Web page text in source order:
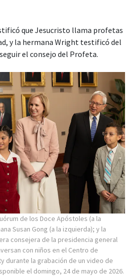
que Jesucristo llama profetas
y la hermana Wright testificó del
el consejo del Profeta.
de los Doce Apóstoles (a la
Susan Gong (a la izquierda); y la
consejera de la presidencia general
con niños en el Centro de
durante la grabación de un video de
el domingo, 24 de mayo de 2026.